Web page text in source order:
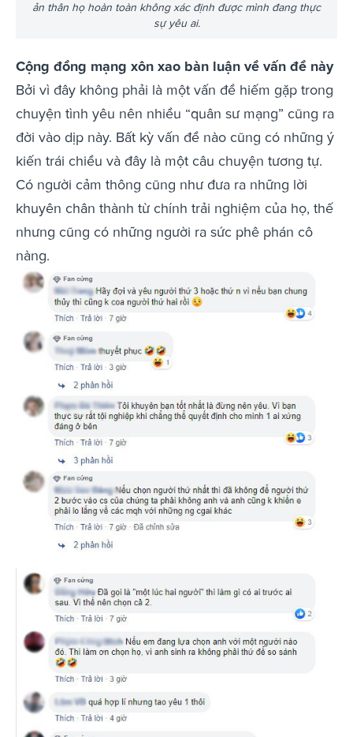
ản thân họ hoàn toàn không xác định được mình đang thực
sự yêu ai.
Cộng đồng mạng xôn xao bàn luận về vấn đề này
Bởi vì đây không phải là một vấn đề hiếm gặp trong
chuyện tình yêu nên nhiều “quân sư mạng” cũng ra
đời vào dịp này. Bất kỳ vấn đề nào cũng có những ý
kiến trái chiều và đây là một câu chuyện tương tự.
Có người cảm thông cũng như đưa ra những lời
khuyên chân thành từ chính trải nghiệm của họ, thế
nhưng cũng có những người ra sức phê phán cô
nàng.